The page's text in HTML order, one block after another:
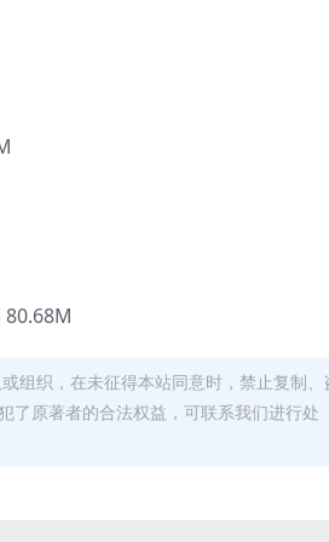
组织，在未征得本站同意时，禁止复制、
了原著者的合法权益，可联系我们进行处